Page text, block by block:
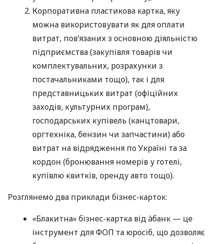
Корпоративна пластикова картка, яку
можна використовувати як для оплати
витрат, пов’язаних з основною діяльністю
підприємства (закупівля товарів чи
комплектувальних, розрахунки з
постачальниками тощо), так і для
представницьких витрат (офіційних
заходів, культурних програм),
господарських купівель (канцтовари,
оргтехніка, бензин чи запчастини) або
витрат на відрядження по Україні та за
кордон (бронювання номерів у готелі,
купівлю квитків, оренду авто тощо).
Розглянемо два приклади бізнес-карток:
«Блакитна» бізнес-картка від àбанк — це
інструмент для ФОП та юросіб, що дозволяє